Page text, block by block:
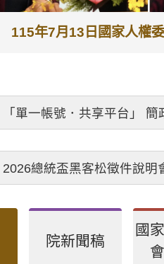
115年7月13日國家人權
「單一帳號．共享平台」 簡
2026總統盃黑客松徵件說明
院新聞稿
國